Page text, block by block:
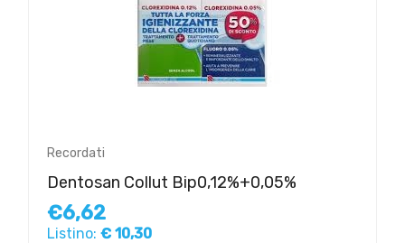
Recordati
Dentosan Collut Bip0,12%+0,05%
€6,62
Listino: € 10,30